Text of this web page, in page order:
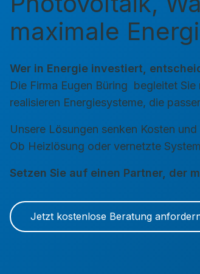
maximale
Wer in Energie investiert,
Die Firma Eugen Büring begleitet Sie
realisieren Energiesysteme, die
Unsere Lösungen senken Kosten
Ob Heizlösung oder vernetzte
Setzen Sie auf einen Partner, der
Jetzt kostenlose Beratung